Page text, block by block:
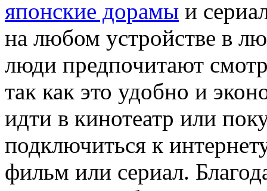
японские дорамы и
на любом устройстве в
люди предпочитают
так как это удобно и
идти в кинотеатр или
подключиться к
фильм или сериал.